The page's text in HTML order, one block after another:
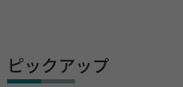
ピックアップ